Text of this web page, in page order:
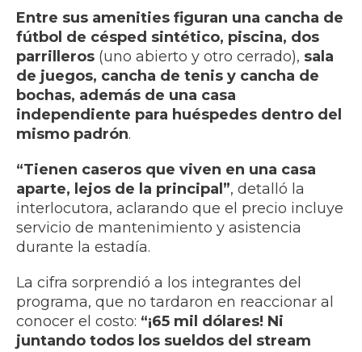
Entre sus amenities figuran una cancha de
fútbol de césped sintético, piscina, dos
parrilleros (uno abierto y otro cerrado), sala
de juegos, cancha de tenis y cancha de
bochas, además de una casa
independiente para huéspedes dentro del
mismo padrón.
“Tienen caseros que viven en una casa
aparte, lejos de la principal”, detalló la
interlocutora, aclarando que el precio incluye
servicio de mantenimiento y asistencia
durante la estadía.
La cifra sorprendió a los integrantes del
programa, que no tardaron en reaccionar al
conocer el costo: “¡65 mil dólares! Ni
juntando todos los sueldos del stream